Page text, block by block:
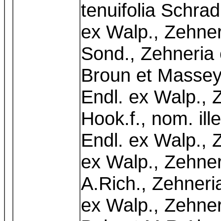
tenuifolia
ex Walp.,
Sond.,
Broun et
Endl. ex Walp.,
Hook.f., nom.
Endl. ex Walp.,
ex Walp.,
A.Rich.,
ex Walp.,